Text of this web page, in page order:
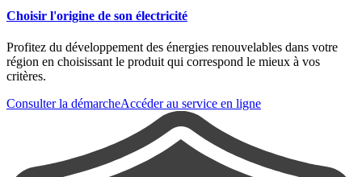
Choisir l'origine de son électricité
Profitez du développement des énergies renouvelables dans votre
région en choisissant le produit qui correspond le mieux à vos
critères.
Consulter la démarcheAccéder au service en ligne